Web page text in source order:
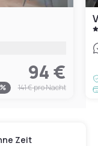
94 €
% 141 €pro Nacht
Zeit